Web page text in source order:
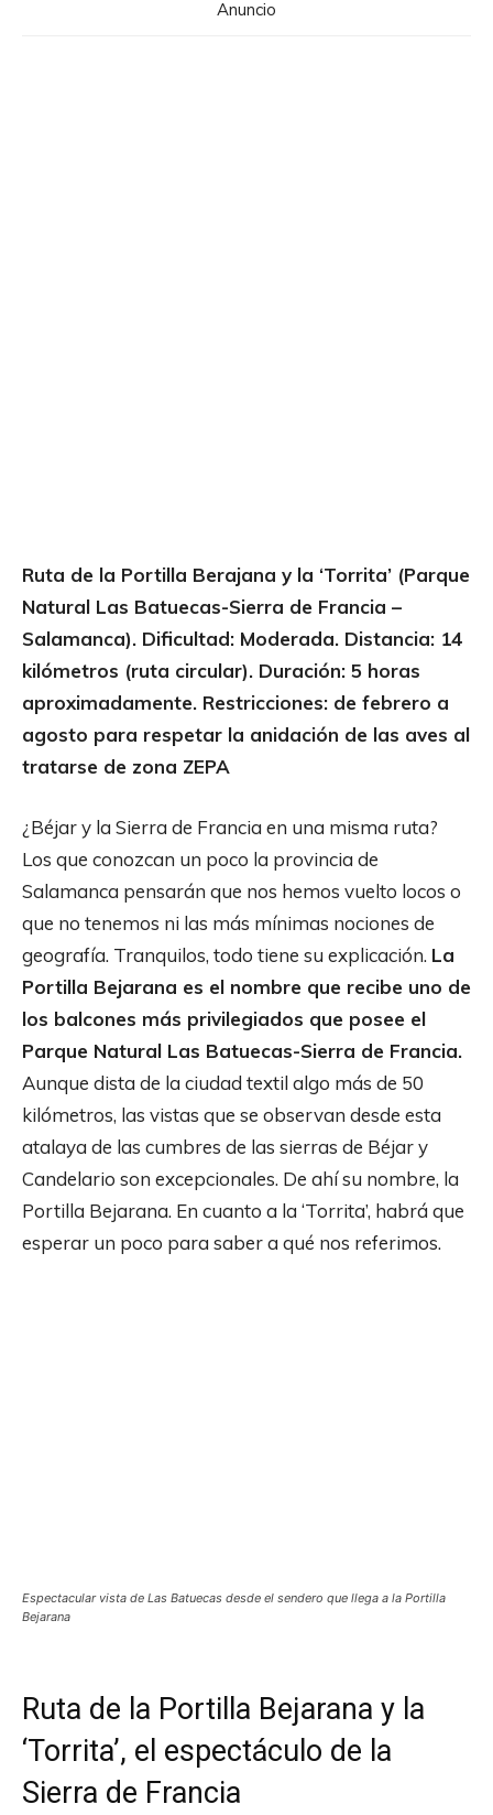
Anuncio
Ruta de la Portilla Berajana y la ‘Torrita’ (Parque
Natural Las Batuecas-Sierra de Francia –
Salamanca). Dificultad: Moderada. Distancia: 14
kilómetros (ruta circular). Duración: 5 horas
aproximadamente. Restricciones: de febrero a
agosto para respetar la anidación de las aves al
tratarse de zona ZEPA
¿Béjar y la Sierra de Francia en una misma ruta?
Los que conozcan un poco la provincia de
Salamanca pensarán que nos hemos vuelto locos o
que no tenemos ni las más mínimas nociones de
geografía. Tranquilos, todo tiene su explicación. La
Portilla Bejarana es el nombre que recibe uno de
los balcones más privilegiados que posee el
Parque Natural Las Batuecas-Sierra de Francia.
Aunque dista de la ciudad textil algo más de 50
kilómetros, las vistas que se observan desde esta
atalaya de las cumbres de las sierras de Béjar y
Candelario son excepcionales. De ahí su nombre, la
Portilla Bejarana. En cuanto a la ‘Torrita’, habrá que
esperar un poco para saber a qué nos referimos.
Espectacular vista de Las Batuecas desde el sendero que llega a la Portilla
Bejarana
Ruta de la Portilla Bejarana y la
‘Torrita’, el espectáculo de la
Sierra de Francia